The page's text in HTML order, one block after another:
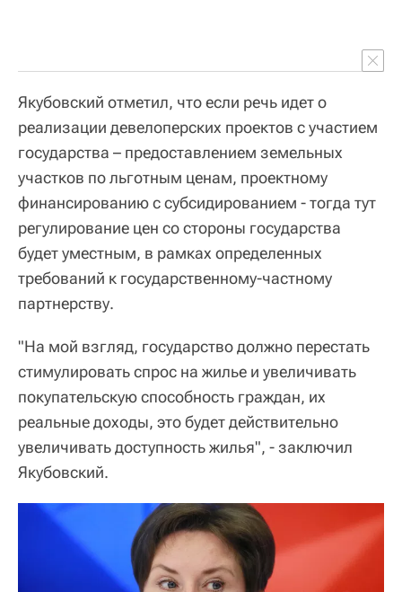
Якубовский отметил, что если речь идет о
реализации девелоперских проектов с участием
государства – предоставлением земельных
участков по льготным ценам, проектному
финансированию с субсидированием - тогда тут
регулирование цен со стороны государства
будет уместным, в рамках определенных
требований к государственному-частному
партнерству.
"На мой взгляд, государство должно перестать
стимулировать спрос на жилье и увеличивать
покупательскую способность граждан, их
реальные доходы, это будет действительно
увеличивать доступность жилья", - заключил
Якубовский.